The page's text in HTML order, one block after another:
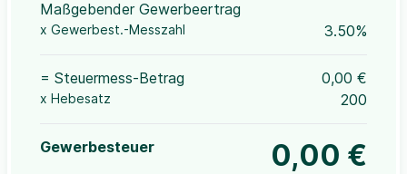
Maßgebender Gewerbeertrag
x Gewerbest.-Messzahl 3.50%
= Steuermess-Betrag 0,00 €
x Hebesatz 200
Gewerbesteuer 0,00 €